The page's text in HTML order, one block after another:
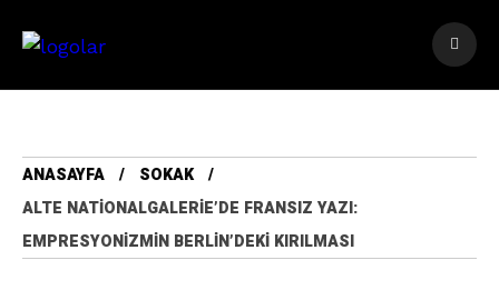
ANASAYFA
SOKAK
ALTE NATIONALGALERIE’DE FRANSIZ YAZI:
EMPRESYONIZMIN BERLIN’DEKI KIRILMASI